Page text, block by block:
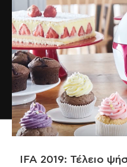
IFA 2019: Τέλειο